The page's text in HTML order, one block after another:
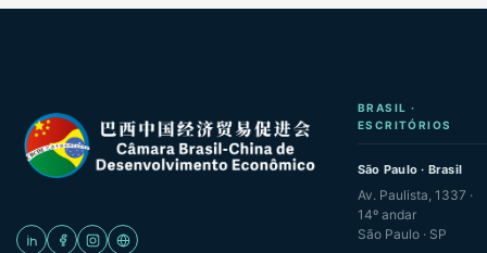
BRASIL ·
ESCRITÓRIOS
São Paulo · Brasil
Av. Paulista, 1337 ·
14º andar
São Paulo · SP